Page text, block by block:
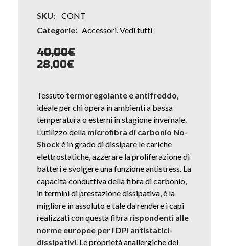
SKU:
CONT
Categorie: Accessori,Vedi tutti
40,00€
28,00€
Tessuto termoregolante e antifreddo,
ideale per chi opera in ambienti a bassa
temperatura o esterni in stagione invernale.
L’utilizzo della microfibra di carbonio No-
Shockè in grado di dissipare le cariche
elettrostatiche, azzerare la proliferazione di
batteri e svolgere una funzione antistress. La
capacità conduttiva della fibra di carbonio,
in termini di prestazione dissipativa, è la
migliore in assoluto e tale da rendere i capi
realizzati con questa fibra rispondenti alle
norme europee per i DPI antistatici-
dissipativi. Le proprietà anallergiche del